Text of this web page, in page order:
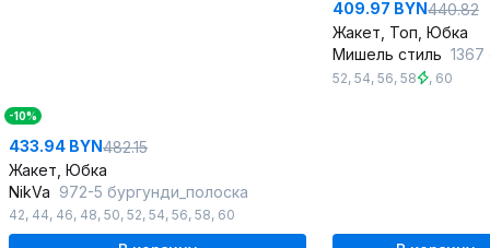
-10%
433.94 BYN482.15
Жакет, Юбка
NikVa 972-5 бургунди_полоска
42, 44, 46, 48, 50, 52, 54, 56, 58, 60
409.97 BYN440.82
Жакет, Топ, Юбка
Мишель стиль 1367
52, 54, 56, 58 , 60